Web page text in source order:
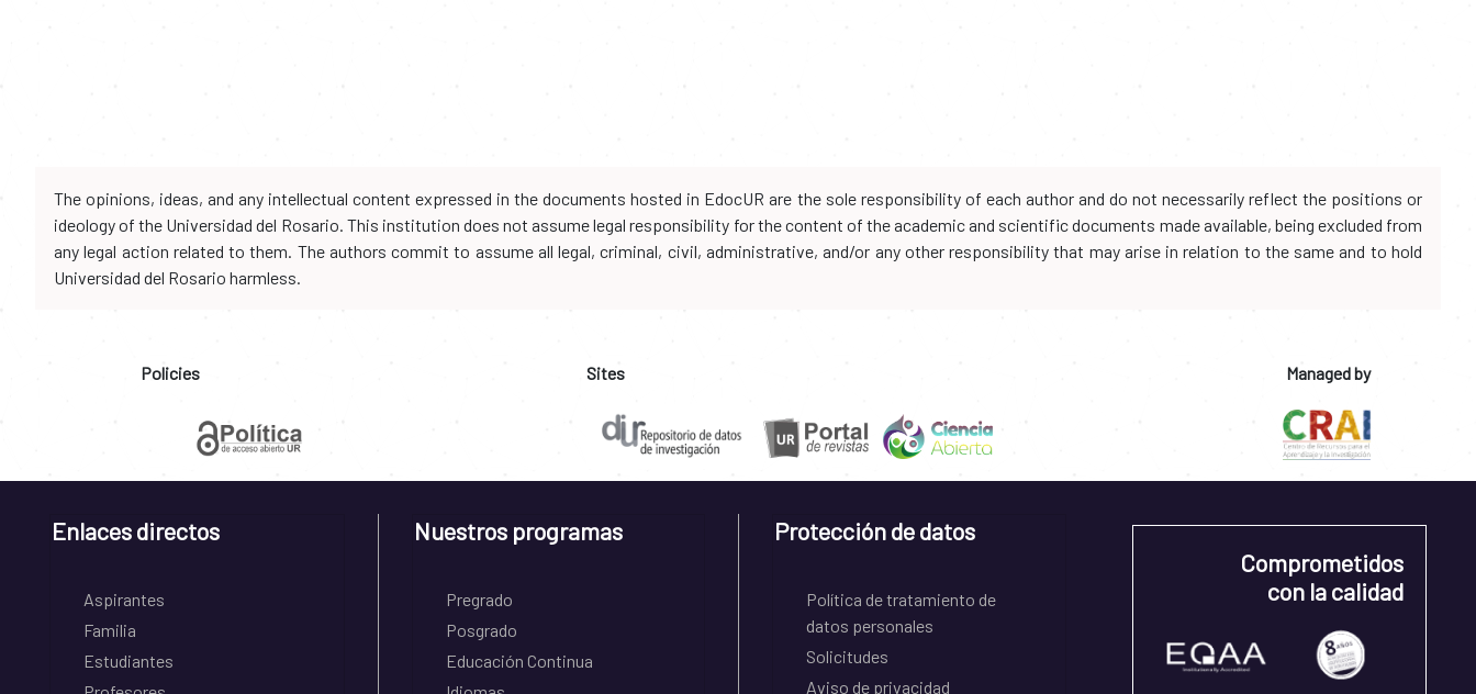
The opinions, ideas, and any intellectual content expressed in the documents hosted in EdocUR are the sole responsibility of each author and do not necessarily reflect the positions or
ideology of the Universidad del Rosario. This institution does not assume legal responsibility for the content of the academic and scientific documents made available, being excluded from
any legal action related to them. The authors commit to assume all legal, criminal, civil, administrative, and/or any other responsibility that may arise in relation to the same and to hold
Universidad del Rosario harmless.
Policies Sites Managed by
Enlaces directos
Aspirantes
Familia
Estudiantes
Nuestros programas
Pregrado
Posgrado
Educación Continua
Protección de datos
Política de tratamiento de
datos personales
Solicitudes
Aviso de privacidad
Comprometidos
con la calidad